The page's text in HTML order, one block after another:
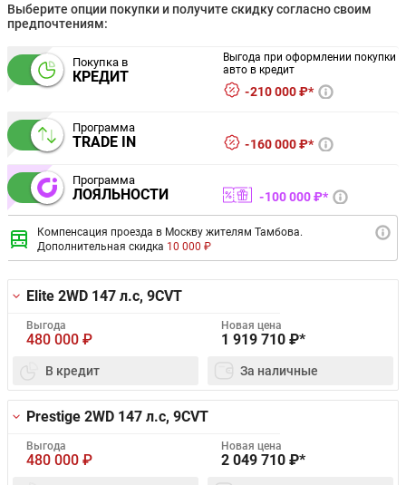
Выберите опции покупки и получите скидку согласно своим
предпочтениям:
Покупка в
КРЕДИТ
Выгода при оформлении покупки
авто в кредит
210 000 ₽*
Программа
TRADE IN 160 000 ₽*
Программа
ЛОЯЛЬНОСТИ 100 000 ₽*
Компенсация проезда в Москву жителям Тамбова.
Дополнительная скидка 10 000 ₽
Elite 2WD 147 л.с, 9CVT
Выгода
480 000 ₽
Новая цена
1 919 710 ₽*
В кредит За наличные
Prestige 2WD 147 л.с, 9CVT
Выгода
480 000 ₽
Новая цена
2 049 710 ₽*